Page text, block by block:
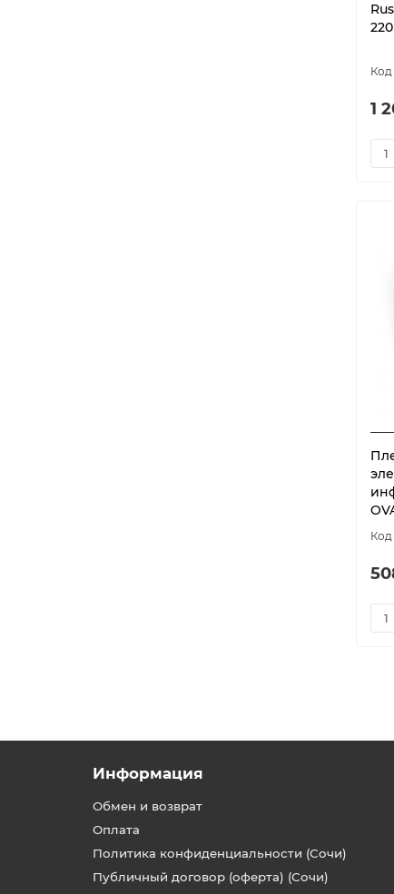
1
Информация
Обмен и возврат
Оплата
Политика конфиденциальности (Сочи)
Публичный договор (оферта) (Сочи)